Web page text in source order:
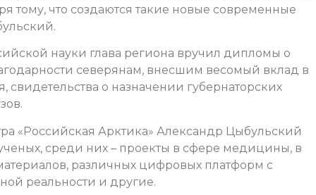
тому, что создаются такие новые современные
науки глава региона вручил дипломы о
северянам, внесшим весомый вклад в
о назначении губернаторских
«Российская Арктика» Александр Цыбульский
среди них – проекты в сфере медицины, в
различных цифровых платформ с
реальности и другие.